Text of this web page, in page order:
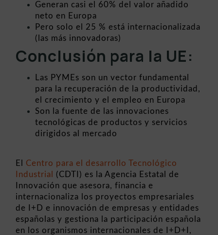
Generan casi el 60% del valor añadido
neto en Europa
Pero solo el 25 % está internacionalizada
(las más innovadoras)
Conclusión para la UE:
Las PYMEs son un vector fundamental
para la recuperación de la productividad,
el crecimiento y el empleo en Europa
Son la fuente de las innovaciones
tecnológicas de productos y servicios
dirigidos al mercado
El Centro para el desarrollo Tecnológico
Industrial
(CDTI) es la Agencia Estatal de
Innovación que asesora, financia e
internacionaliza los proyectos empresariales
de I+D e innovación de empresas y entidades
españolas y gestiona la participación española
en los organismos internacionales de I+D+I,